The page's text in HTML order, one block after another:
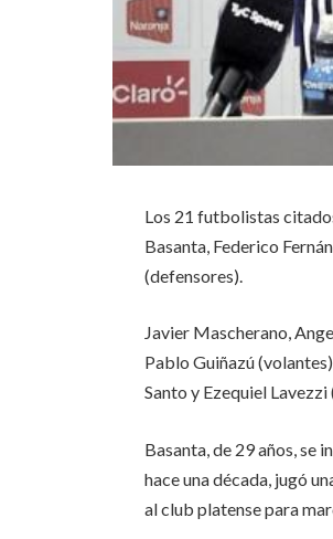
Los 21 futbolistas
Basanta, Federico
(defensores).
Javier Mascherano,
Pablo Guiñazú
Santo y Ezequiel
Basanta, de 29 años, se
hace una década, jugó
al club platense para